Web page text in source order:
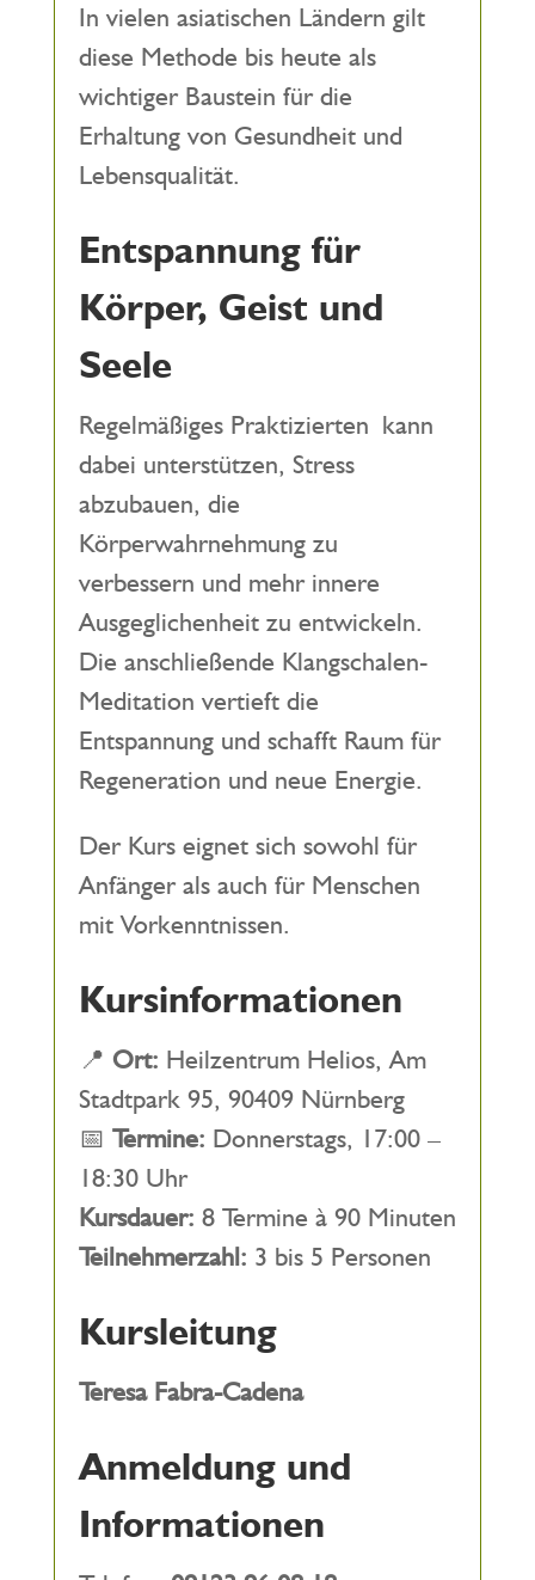
In vielen asiatischen Ländern gilt
diese Methode bis heute als
wichtiger Baustein für die
Erhaltung von Gesundheit und
Lebensqualität.
Entspannung für
Körper, Geist und
Seele
Regelmäßiges Praktizierten kann
dabei unterstützen, Stress
abzubauen, die
Körperwahrnehmung zu
verbessern und mehr innere
Ausgeglichenheit zu entwickeln.
Die anschließende Klangschalen-
Meditation vertieft die
Entspannung und schafft Raum für
Regeneration und neue Energie.
Der Kurs eignet sich sowohl für
Anfänger als auch für Menschen
mit Vorkenntnissen.
Kursinformationen
📍 Ort: Heilzentrum Helios, Am
Stadtpark 95, 90409 Nürnberg
📅 Termine: Donnerstags, 17:00 –
18:30 Uhr
Kursdauer: 8 Termine à 90 Minuten
Teilnehmerzahl: 3 bis 5 Personen
Kursleitung
Teresa Fabra-Cadena
Anmeldung und
Informationen